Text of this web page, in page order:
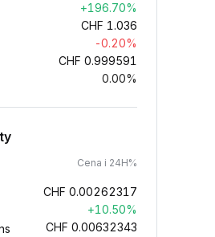
+196.70%
CHF 1.036
-0.20%
CHF 0.999591
0.00%
Cena i 24H%
CHF 0.00262317
+10.50%
CHF 0.00632343